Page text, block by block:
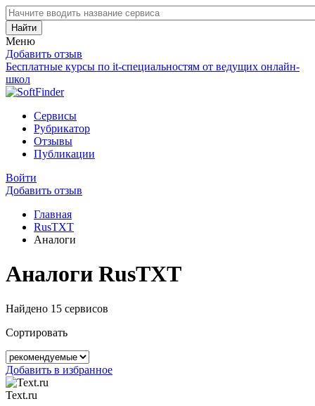
Найти
Меню
Добавить отзыв
Бесплатные курсы по it-специальностям от ведущих онлайн-
школ
Сервисы
Рубрикатор
Отзывы
Публикации
Войти
Добавить отзыв
Главная
RusTXT
Аналоги
Аналоги RusTXT
Найдено 15 сервисов
Сортировать
Добавить в избранное
Text.ru